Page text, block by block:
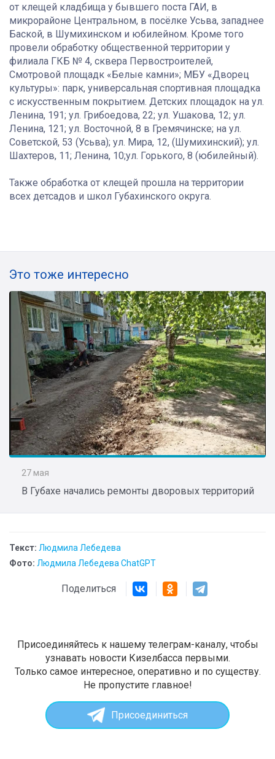
от клещей кладбища у бывшего поста ГАИ, в
микрорайоне Центральном, в посёлке Усьва, западнее
Баской, в Шумихинском и юбилейном. Кроме того
провели обработку общественной территории у
филиала ГКБ № 4, сквера Первостроителей,
Смотровой площадк «Белые камни»; МБУ «Дворец
культуры»: парк, универсальная спортивная площадка
с искусственным покрытием. Детских площадок на ул.
Ленина, 191; ул. Грибоедова, 22; ул. Ушакова, 12; ул.
Ленина, 121; ул. Восточной, 8 в Гремячинске; на ул.
Советской, 53 (Усьва); ул. Мира, 12, (Шумихинский); ул.
Шахтеров, 11; Ленина, 10;ул. Горького, 8 (юбилейный).
Также обработка от клещей прошла на территории
всех детсадов и школ Губахинского округа.
Это тоже интересно
27 мая
В Губахе начались ремонты дворовых территорий
Текст: Людмила Лебедева
Фото: Людмила Лебедева ChatGPT
Поделиться
Присоединяйтесь к нашему телеграм-каналу, чтобы
узнавать новости Кизелбасса первыми.
Только самое интересное, оперативно и по существу.
Не пропустите главное!
Присоединиться